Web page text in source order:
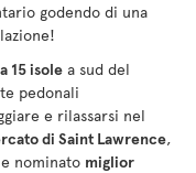
godendo di una
15 isole a sud del
pedonali
e rilassarsi nel
di Saint Lawrence,
nominato miglior